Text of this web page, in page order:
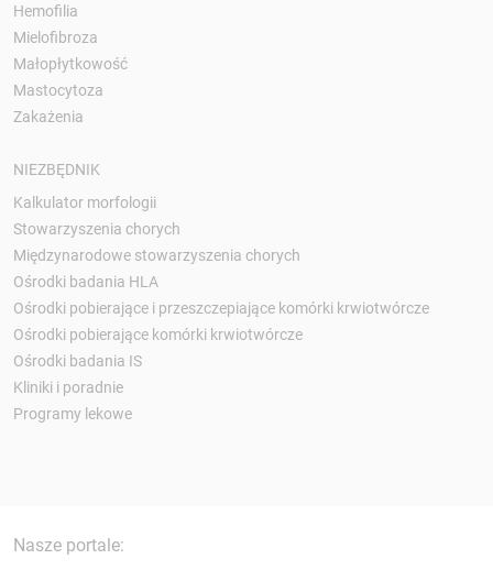
Hemofilia
Mielofibroza
Małopłytkowość
Mastocytoza
Zakażenia
NIEZBĘDNIK
Kalkulator morfologii
Stowarzyszenia chorych
Międzynarodowe stowarzyszenia chorych
Ośrodki badania HLA
Ośrodki pobierające i przeszczepiające komórki krwiotwórcze
Ośrodki pobierające komórki krwiotwórcze
Ośrodki badania IS
Kliniki i poradnie
Programy lekowe
Nasze portale: